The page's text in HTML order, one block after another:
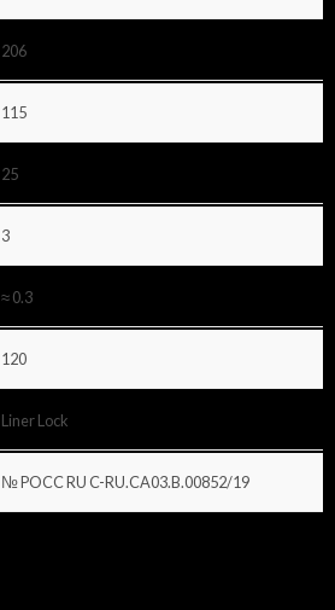
206
115
25
3
≈ 0.3
120
Liner Lock
№ POCC RU C-RU.CA03.B.00852/19